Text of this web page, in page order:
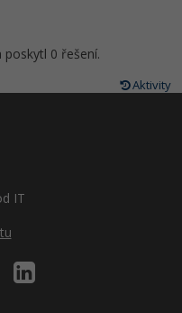
0 řešení.
Aktivity
IT